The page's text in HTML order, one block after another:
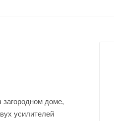
загородном доме,
усилителей